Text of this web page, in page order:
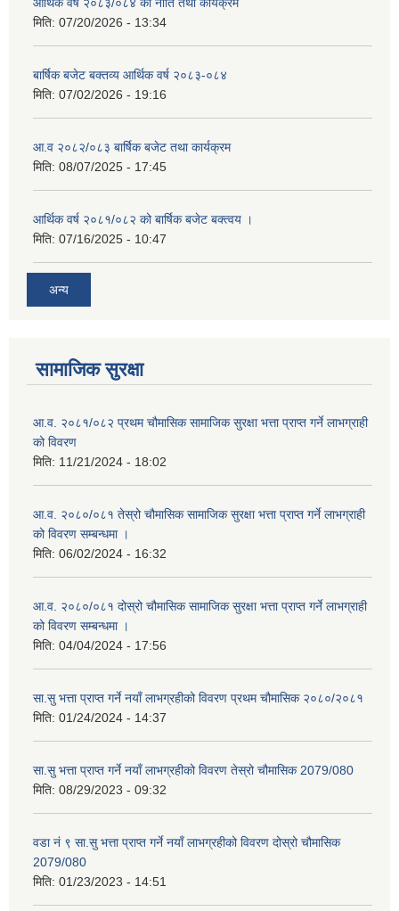
आर्थिक वर्ष २०८३/०८४ को नीति तथा कार्यक्रम
मिति: 07/20/2026 - 13:34
बार्षिक बजेट बक्तव्य आर्थिक वर्ष २०८३-०८४
मिति: 07/02/2026 - 19:16
आ.व २०८२/०८३ बार्षिक बजेट तथा कार्यक्रम
मिति: 08/07/2025 - 17:45
आर्थिक वर्ष २०८१/०८२ को बार्षिक बजेट बक्त्वय ।
मिति: 07/16/2025 - 10:47
अन्य
सामाजिक सुरक्षा
आ.व. २०८१/०८२ प्रथम चौमासिक सामाजिक सुरक्षा भत्ता प्राप्त गर्ने लाभग्राही
को विवरण
मिति: 11/21/2024 - 18:02
आ.व. २०८०/०८१ तेस्रो चौमासिक सामाजिक सुरक्षा भत्ता प्राप्त गर्ने लाभग्राही
को विवरण सम्बन्धमा ।
मिति: 06/02/2024 - 16:32
आ.व. २०८०/०८१ दोस्रो चौमासिक सामाजिक सुरक्षा भत्ता प्राप्त गर्ने लाभग्राही
को विवरण सम्बन्धमा ।
मिति: 04/04/2024 - 17:56
सा.सु भत्ता प्राप्त गर्ने नयाँ लाभग्रहीको विवरण प्रथम चौमासिक २०८०/२०८१
मिति: 01/24/2024 - 14:37
सा.सु भत्ता प्राप्त गर्ने नयाँ लाभग्रहीको विवरण तेस्रो चौमासिक 2079/080
मिति: 08/29/2023 - 09:32
वडा नं ९ सा.सु भत्ता प्राप्त गर्ने नयाँ लाभग्रहीको विवरण दोस्रो चौमासिक
2079/080
मिति: 01/23/2023 - 14:51